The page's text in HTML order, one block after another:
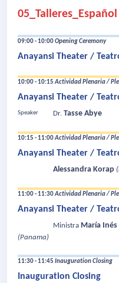
05_Talleres_Español
09:00 - 10:00Opening Ceremony
Anayansi Theater /
10:00 - 10:15Actividad Plenaria /
Anayansi Theater /
Speaker Dr. Tasse Abye
10:15 - 11:00Actividad Plenaria /
Anayansi Theater /
Alessandra Korap
11:00 - 11:30Actividad Plenaria /
Anayansi Theater /
Ministra María Inés
(Panama)
11:30 - 11:45 Inauguration Closing
Inauguration Closing